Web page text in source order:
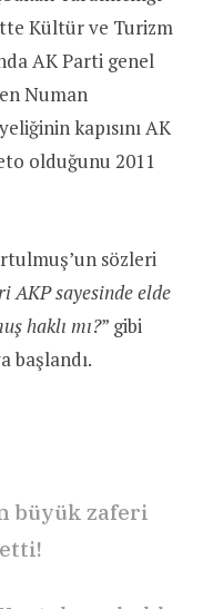
Kültür ve Turizm
AK Parti genel
Numan
kapısını AK
olduğunu 2011
sözleri
AKP sayesinde elde
haklı mı?” gibi
başlandı.
büyük zaferi